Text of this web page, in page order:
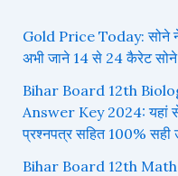
Gold Price Today: सोने ने
अभी जाने 14 से 24 कैरेट सोने
Bihar Board 12th
Answer Key 2024: यहां से
प्रश्नपत्र सहित 100% सही
Bihar Board 12th